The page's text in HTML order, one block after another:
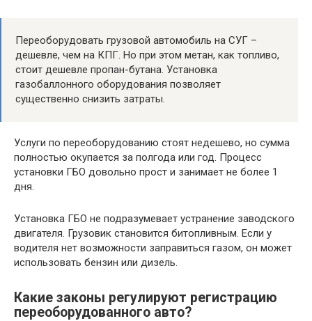
Переоборудовать грузовой автомобиль на СУГ –
дешевле, чем на КПГ. Но при этом метан, как топливо,
стоит дешевле пропан-бутана. Установка
газобаллонного оборудования позволяет
существенно снизить затраты.
Услуги по переоборудованию стоят недешево, но сумма
полностью окупается за полгода или год. Процесс
установки ГБО довольно прост и занимает не более 1
дня.
Установка ГБО не подразумевает устранение заводского
двигателя. Грузовик становится битопливным. Если у
водителя нет возможности заправиться газом, он может
использовать бензин или дизель.
Какие законы регулируют регистрацию
переоборудованного авто?